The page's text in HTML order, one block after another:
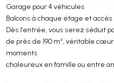
Garage pour 4 véhicules
Balcons à chaque étage et
Dès l’entrée, vous serez séduit
de près de 190 m², véritable
moments
chaleureux en famille ou entre